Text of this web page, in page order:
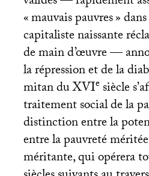
«mauvais pauvres»
capitaliste naissante
de main d’œuvre —
la répression et de la
mitan duXVIesiècle
traitement social de la
distinction entre la
entre la pauvreté
méritante, qui opérera